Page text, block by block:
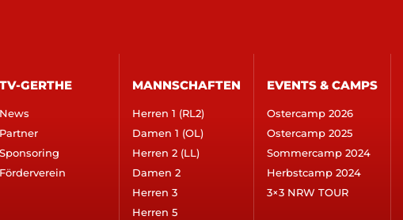
GERTHE MANNSCHAFTEN
Herren 1 (RL2)
Damen 1 (OL)
Herren 2 (LL)
Damen 2
Herren 3
Herren 5
EVENTS & CAMPS
Ostercamp 2026
Ostercamp 2025
Sommercamp 2024
Herbstcamp 2024
3×3 NRW TOUR